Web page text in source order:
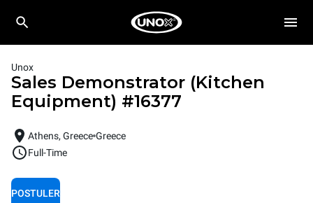
Unox
Sales Demonstrator (Kitchen
Equipment) #16377
Athens, Greece Greece
Full-Time
POSTULER